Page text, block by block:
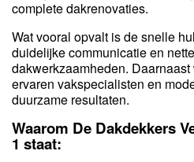
complete dakrenovaties.
Wat vooral opvalt is de snelle
duidelijke communicatie en
dakwerkzaamheden.
ervaren vakspecialisten en
duurzame resultaten.
Waarom De Dakdekkers
1 staat: